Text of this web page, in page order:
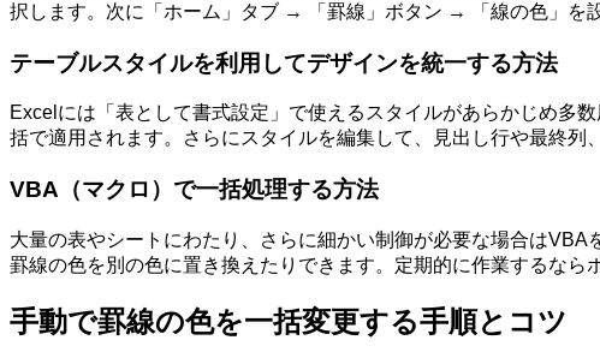
択します。次に「ホーム」タブ → 「罫線」ボタン → 「線の色」を
テーブルスタイルを利用してデザインを統一する方法
Excelには「表として書式設定」で使えるスタイルがあらかじめ多
括で適用されます。さらにスタイルを編集して、見出し行や最終列
VBA（マクロ）で一括処理する方法
大量の表やシートにわたり、さらに細かい制御が必要な場合は
罫線の色を別の色に置き換えたりできます。定期的に作業するなら
手動で罫線の色を一括変更する手順とコツ